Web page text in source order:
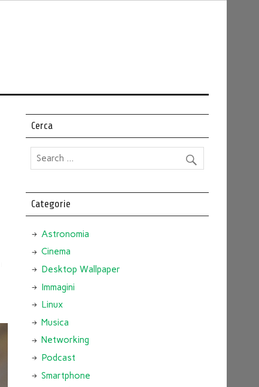
Cerca
Categorie
Astronomia
Cinema
Desktop Wallpaper
Immagini
Linux
Musica
Networking
Podcast
Smartphone